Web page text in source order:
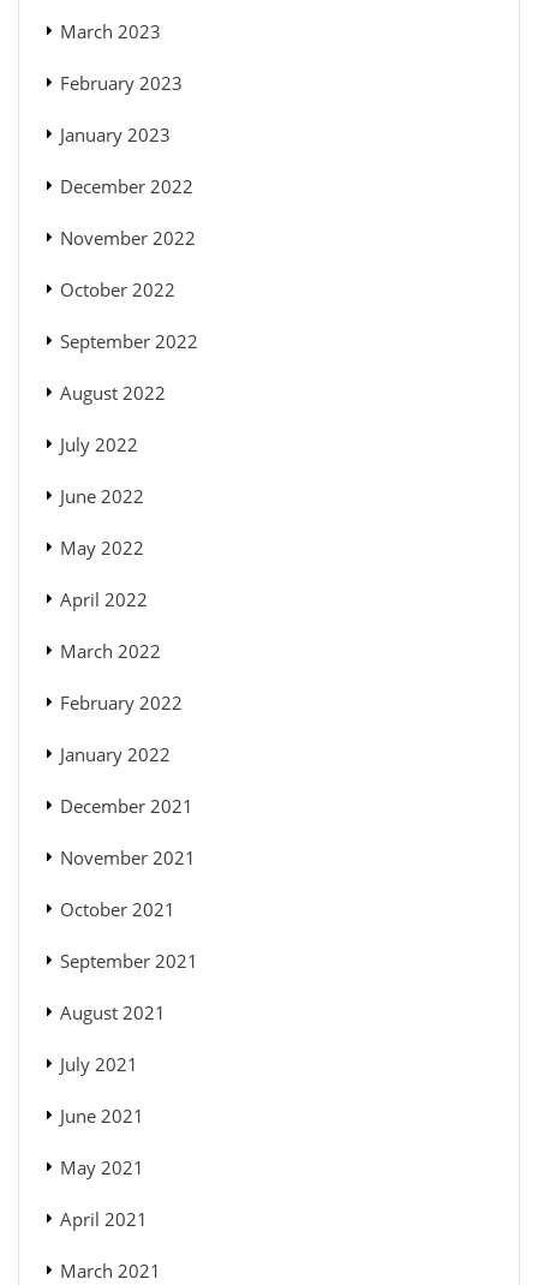
March 2023
February 2023
January 2023
December 2022
November 2022
October 2022
September 2022
August 2022
July 2022
June 2022
May 2022
April 2022
March 2022
February 2022
January 2022
December 2021
November 2021
October 2021
September 2021
August 2021
July 2021
June 2021
May 2021
April 2021
March 2021